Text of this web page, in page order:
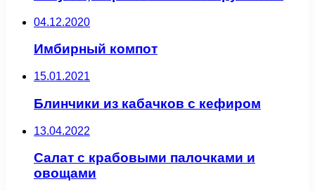
04.12.2020
Имбирный компот
15.01.2021
Блинчики из кабачков с кефиром
13.04.2022
Салат с крабовыми палочками и
овощами